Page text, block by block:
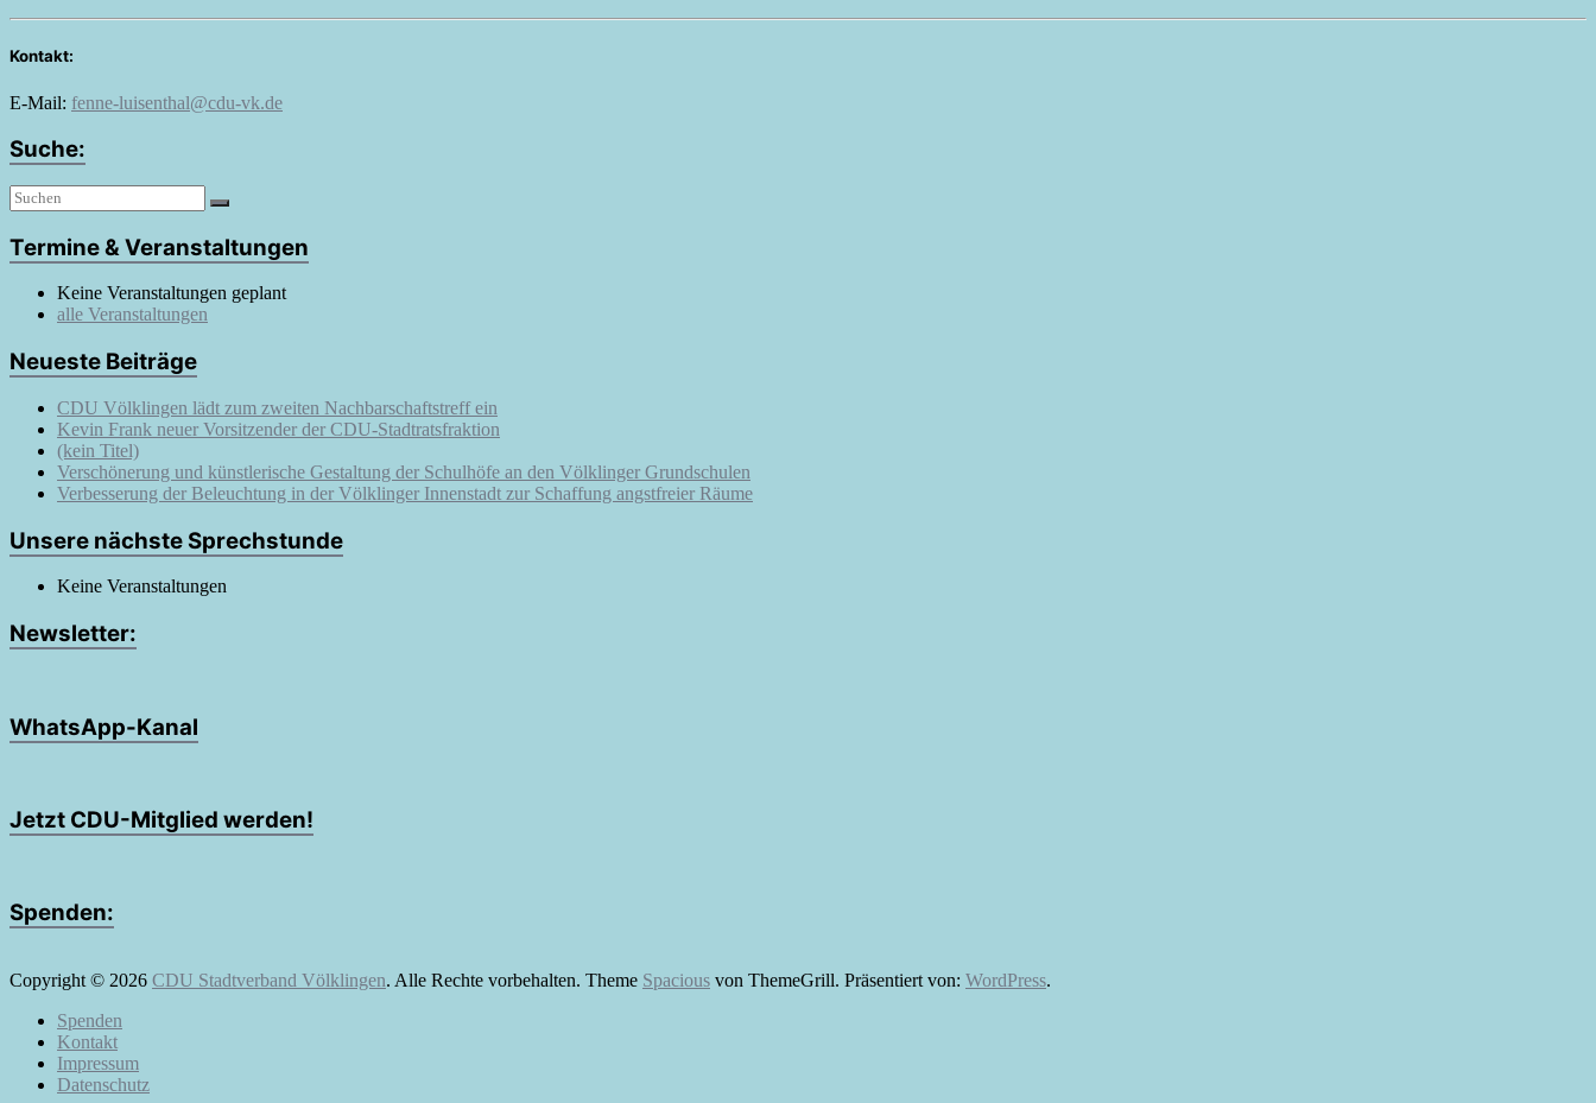
Kontakt:
E-Mail: fenne-luisenthal@cdu-vk.de
Suche:
Termine & Veranstaltungen
Keine Veranstaltungen geplant
alle Veranstaltungen
Neueste Beiträge
CDU Völklingen lädt zum zweiten Nachbarschaftstreff ein
Kevin Frank neuer Vorsitzender der CDU-Stadtratsfraktion
(kein Titel)
Verschönerung und künstlerische Gestaltung der Schulhöfe an den Völklinger Grundschulen
Verbesserung der Beleuchtung in der Völklinger Innenstadt zur Schaffung angstfreier Räume
Unsere nächste Sprechstunde
Keine Veranstaltungen
Newsletter:
WhatsApp-Kanal
Jetzt CDU-Mitglied werden!
Spenden:
Copyright © 2026 CDU Stadtverband Völklingen. Alle Rechte vorbehalten. Theme Spacious von ThemeGrill. Präsentiert von: WordPress.
Spenden
Kontakt
Impressum
Datenschutz